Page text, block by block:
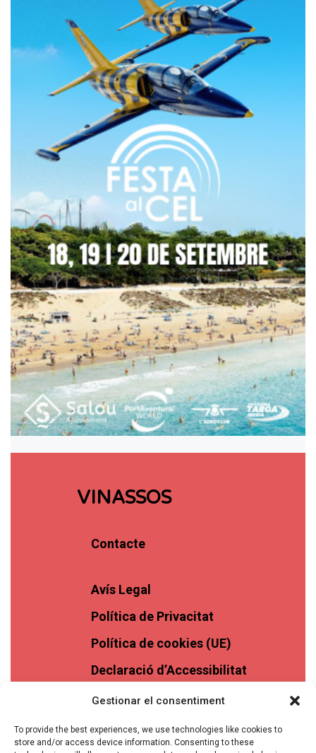
Gestionar el consentiment
To provide the best experiences, we use technologies like cookies to
store and/or access device information. Consenting to these
VINASSOS
Contacte
Avís Legal
Política de Privacitat
Política de cookies (UE)
Declaració d’Accessibilitat